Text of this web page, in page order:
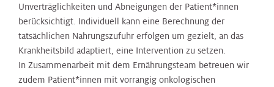
Unverträglichkeiten und Abneigungen der Patient*innen
berücksichtigt. Individuell kann eine Berechnung der
tatsächlichen Nahrungszufuhr erfolgen um gezielt, an das
Krankheitsbild adaptiert, eine Intervention zu setzen.
In Zusammenarbeit mit dem Ernährungsteam betreuen wir
zudem Patient*innen mit vorrangig onkologischen